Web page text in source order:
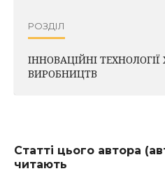
РОЗДІЛ
ІННОВАЦІЙНІ
ВИРОБНИЦТВ
Статті цього автора
читають